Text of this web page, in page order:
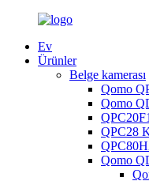
Ev
Ürünler
Belge kamerası
Qomo
Qomo
QPC28
Qomo